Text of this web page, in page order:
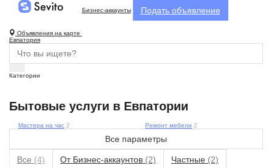
Бизнес-аккаунты Подать объявление
Объявления на карте
Евпатория
Категории
Бытовые услуги в Евпатории
Мастера на час 2 Ремонт мебели 2
Все параметры
Все (4) От Бизнес-аккаунтов (2) Частные (2)